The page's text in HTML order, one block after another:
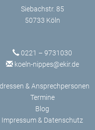
Siebachstr. 85
50733 Köln
0221 – 9731030
koeln-nippes@ekir.de
& Ansprechpersonen
Termine
Blog
Impressum & Datenschutz